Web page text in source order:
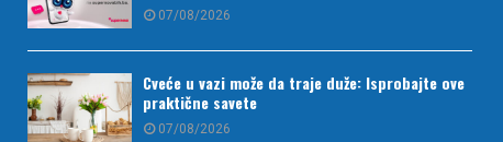
07/08/2026
Cveće u vazi može da traje duže: Isprobajte ove
praktične savete
07/08/2026